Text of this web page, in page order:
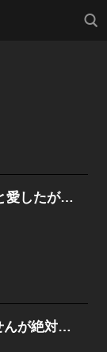
検索
断罪された当て馬王子と愛したがり黒龍陛下の幸せな結婚
お求めのΩではありませんが絶対に幸せ夫婦になってみせます！ 押しかけ花嫁は両想いに気づかない